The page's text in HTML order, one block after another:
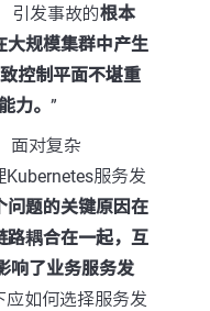
引发事故的根本
大规模集群中产生
控制平面不堪重
力。 ”
面对复杂
服务发
问题的关键原因在
路耦合在一起，互
响了业务服务发
应如何选择服务发